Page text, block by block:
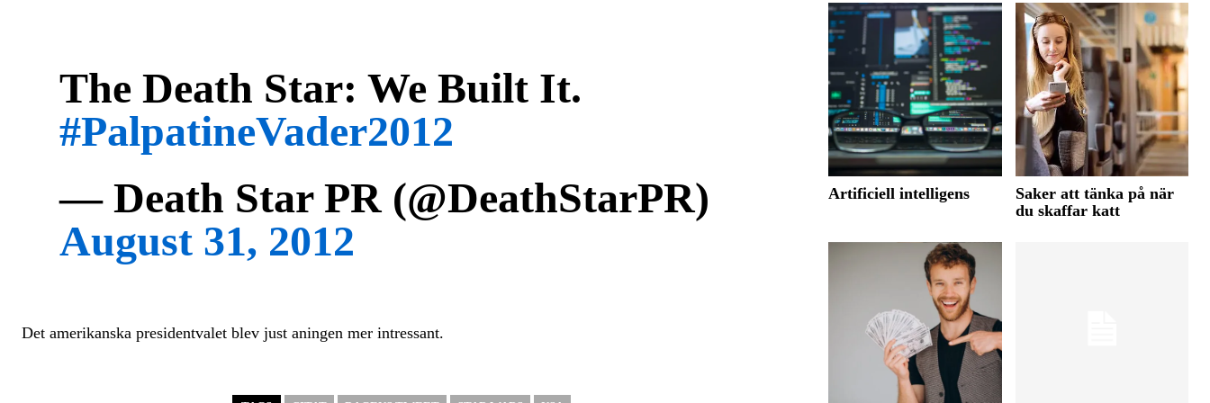
The Death Star: We Built It.
#PalpatineVader2012
— Death Star PR (@DeathStarPR)
August 31, 2012
Det amerikanska presidentvalet blev just aningen mer intressant.
Artificiell intelligens
Saker att tänka på när
du skaffar katt